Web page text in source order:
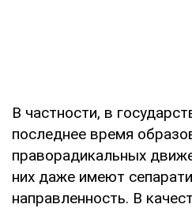
В частности, в
последнее время
праворадикальных
них даже имеют
направленность. В